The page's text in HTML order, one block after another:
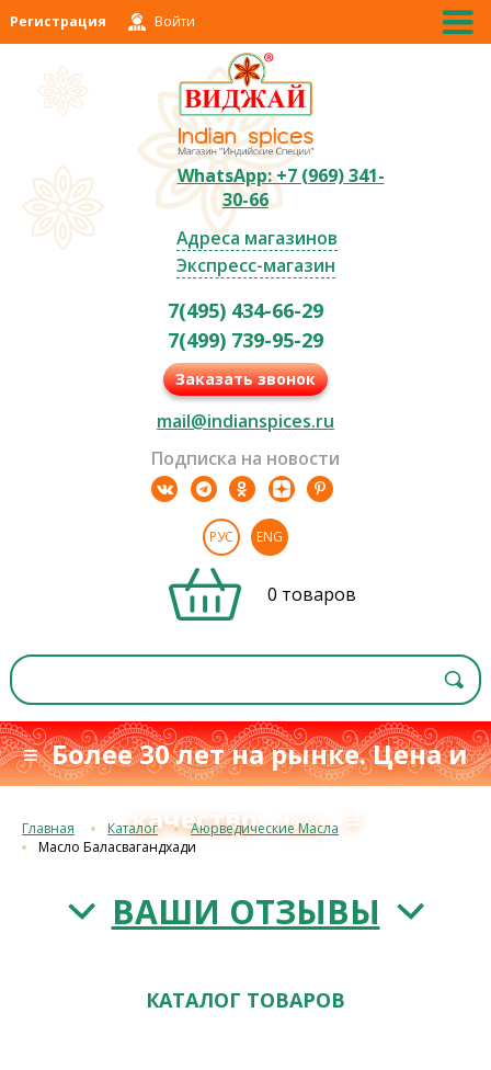
Регистрация Войти
WhatsApp: +7 (969) 341-
30-66
Адреса магазинов
Экспресс-магазин
7(495) 434-66-29
7(499) 739-95-29
Заказать звонок
mail@indianspices.ru
Подписка на новости
РУС ENG
0 товаров
≡ Более 30 лет на рынке. Цена и
качествос 1993 г.≡
Главная Каталог
Аюрведические Масла
Масло Баласвагандхади
ВАШИ ОТЗЫВЫ
КАТАЛОГ ТОВАРОВ